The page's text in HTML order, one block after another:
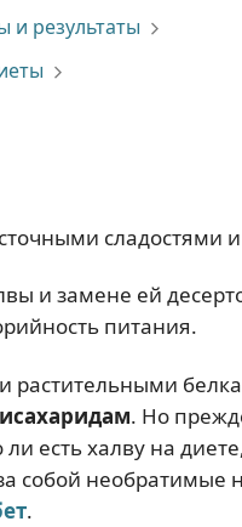
и результаты
сладостями
и замене ей
питания.
растительными
. Но
есть халву на
собой необратимые
.